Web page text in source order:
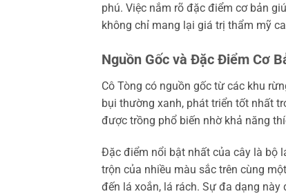
phú. Việc nắm rõ đặc điểm cơ bản
không chỉ mang lại giá trị thẩm mỹ
Nguồn Gốc và Đặc Điểm Cơ
Cô Tòng có nguồn gốc từ các khu
bụi thường xanh, phát triển tốt nhất
được trồng phổ biến nhờ khả năng
Đặc điểm nổi bật nhất của cây là bộ
trộn của nhiều màu sắc trên cùng
đến lá xoắn, lá rách. Sự đa dạng